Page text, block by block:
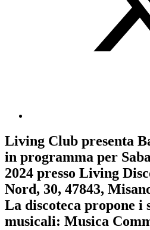
Living Club presenta
in programma per
2024 presso Living
Nord, 30, 47843,
La discoteca propone i
musicali: Musica